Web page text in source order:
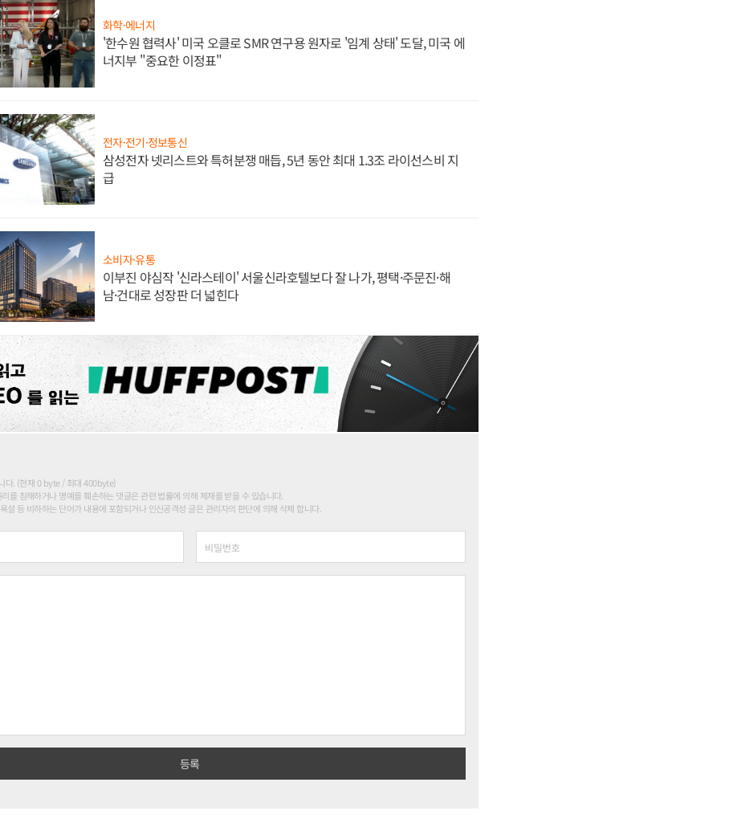
화학·에너지
'한수원 협력사' 미국 오클로 SMR 연구용 원자로 '임계 상태' 도달, 미국 에
너지부 "중요한 이정표"
전자·전기·정보통신
삼성전자 넷리스트와 특허분쟁 매듭, 5년 동안 최대 1.3조 라이선스비 지
급
소비자·유통
이부진 야심작 '신라스테이' 서울신라호텔보다 잘 나가, 평택·주문진·해
남·건대로 성장판 더 넓힌다
다. (현재 0 byte / 최대 400byte)
를 침해하거나 명예를 훼손하는 댓글은 관련 법률에 의해 제재를 받을 수 있습니다.
설 등 비하하는 단어가 내용에 포함되거나 인신공격성 글은 관리자의 판단에 의해 삭제 합니다.